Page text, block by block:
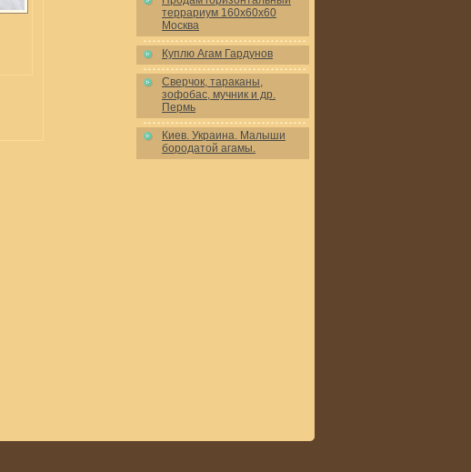
террариум 160x60x60
Москва
Куплю Агам Гардунов
Сверчок, тараканы,
зофобас, мучник и др.
Пермь
Киев. Украина. Малыши
бородатой агамы.